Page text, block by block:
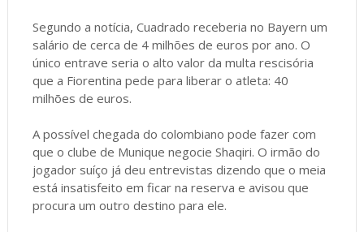
Segundo a notícia, Cuadrado receberia no Bayern um
salário de cerca de 4 milhões de euros por ano. O
único entrave seria o alto valor da multa rescisória
que a Fiorentina pede para liberar o atleta: 40
milhões de euros.
A possível chegada do colombiano pode fazer com
que o clube de Munique negocie Shaqiri. O irmão do
jogador suíço já deu entrevistas dizendo que o meia
está insatisfeito em ficar na reserva e avisou que
procura um outro destino para ele.